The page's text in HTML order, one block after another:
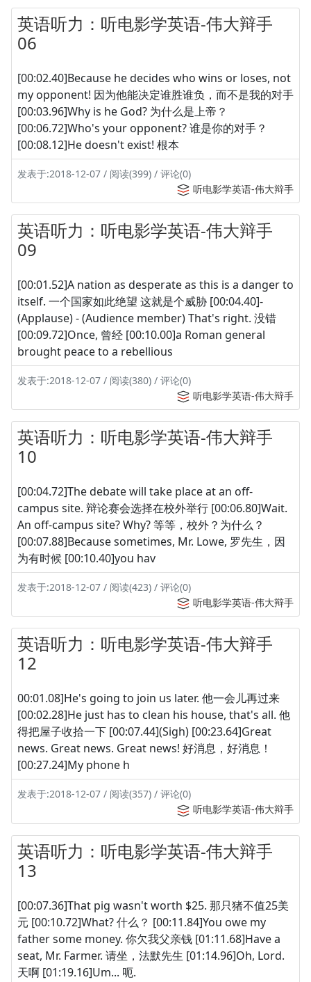
英语听力：听电影学英语-伟大辩手
06
[00:02.40]Because he decides who wins or loses, not
my opponent! 因为他能决定谁胜谁负，而不是我的对手
[00:03.96]Why is he God? 为什么是上帝？
[00:06.72]Who's your opponent? 谁是你的对手？
[00:08.12]He doesn't exist! 根本
发表于:2018-12-07 / 阅读(399) / 评论(0)
听电影学英语-伟大辩手
英语听力：听电影学英语-伟大辩手
09
[00:01.52]A nation as desperate as this is a danger to
itself. 一个国家如此绝望 这就是个威胁 [00:04.40]-
(Applause) - (Audience member) That's right. 没错
[00:09.72]Once, 曾经 [00:10.00]a Roman general
brought peace to a rebellious
发表于:2018-12-07 / 阅读(380) / 评论(0)
听电影学英语-伟大辩手
英语听力：听电影学英语-伟大辩手
10
[00:04.72]The debate will take place at an off-
campus site. 辩论赛会选择在校外举行 [00:06.80]Wait.
An off-campus site? Why? 等等，校外？为什么？
[00:07.88]Because sometimes, Mr. Lowe, 罗先生，因
为有时候 [00:10.40]you hav
发表于:2018-12-07 / 阅读(423) / 评论(0)
听电影学英语-伟大辩手
英语听力：听电影学英语-伟大辩手
12
00:01.08]He's going to join us later. 他一会儿再过来
[00:02.28]He just has to clean his house, that's all. 他
得把屋子收拾一下 [00:07.44](Sigh) [00:23.64]Great
news. Great news. Great news! 好消息，好消息！
[00:27.24]My phone h
发表于:2018-12-07 / 阅读(357) / 评论(0)
听电影学英语-伟大辩手
英语听力：听电影学英语-伟大辩手
13
[00:07.36]That pig wasn't worth $25. 那只猪不值25美
元 [00:10.72]What? 什么？ [00:11.84]You owe my
father some money. 你欠我父亲钱 [01:11.68]Have a
seat, Mr. Farmer. 请坐，法默先生 [01:14.96]Oh, Lord.
天啊 [01:19.16]Um... 呃.